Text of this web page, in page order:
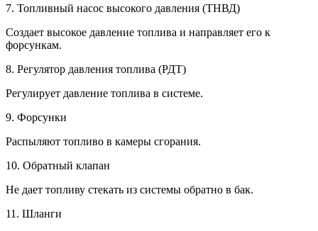
7. Топливный насос высокого давления (ТНВД)
Создает высокое давление топлива и направляет его к
форсункам.
8. Регулятор давления топлива (РДТ)
Регулирует давление топлива в системе.
9. Форсунки
Распыляют топливо в камеры сгорания.
10. Обратный клапан
Не дает топливу стекать из системы обратно в бак.
11. Шланги